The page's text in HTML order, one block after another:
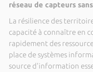
réseau de capteurs
La résilience des
capacité à connaître en
rapidement des
place de systèmes
source d'information